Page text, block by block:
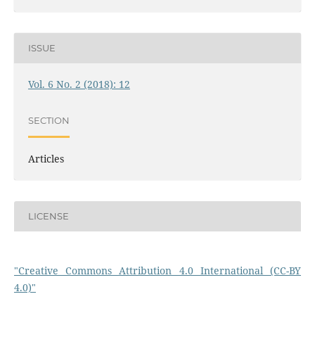
ISSUE
Vol. 6 No. 2 (2018): 12
SECTION
Articles
LICENSE
"Creative Commons Attribution 4.0 International (CC-BY
4.0)"